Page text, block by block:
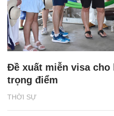
THỜI SỰ
Đề xuất miễn visa
trọng điểm